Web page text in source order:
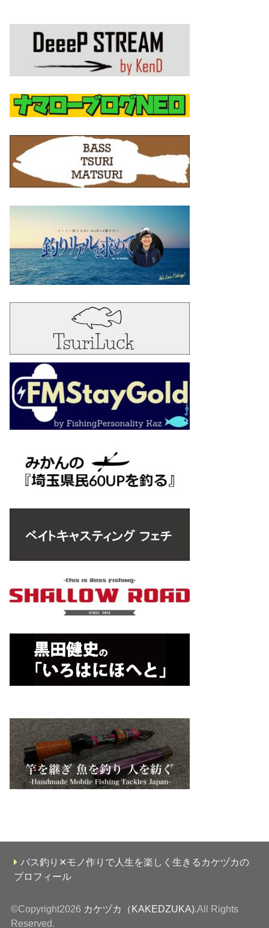
バス釣り✕モノ作りで人生を楽しく生きるカケヅカの
プロフィール
©Copyright2026 カケヅカ（KAKEDZUKA).All Rights
Reserved.